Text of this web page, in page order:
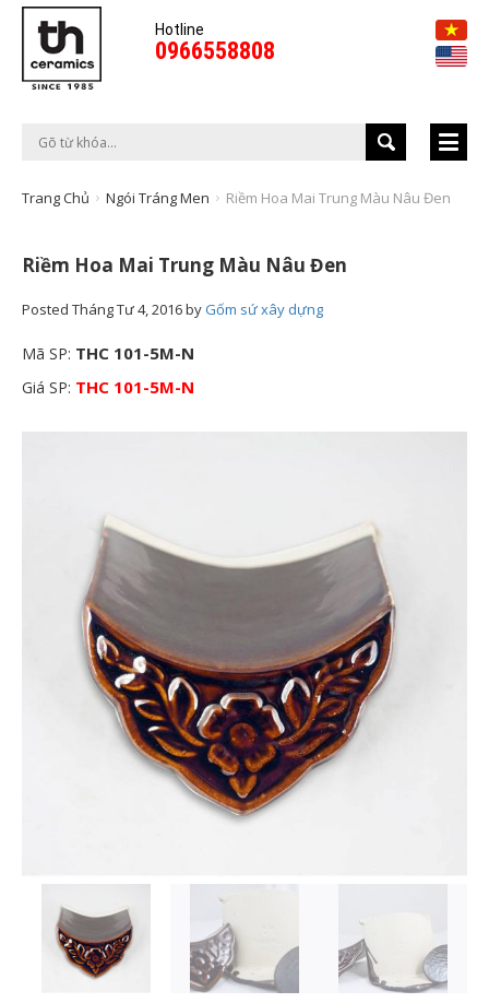
Hotline
0966558808
Trang Chủ Ngói Tráng Men Riềm Hoa Mai Trung Màu Nâu Đen
Riềm Hoa Mai Trung Màu Nâu Đen
Posted Tháng Tư 4, 2016byGốm sứ xây dựng
Mã SP: THC 101-5M-N
Giá SP: THC 101-5M-N